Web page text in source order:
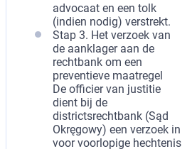
advocaat en een tolk
(indien nodig) verstrekt.
Stap 3. Het verzoek van
de aanklager aan de
rechtbank om een
preventieve maatregel
De officier van justitie
dient bij de
districtsrechtbank (Sąd
Okręgowy) een verzoek in
voor voorlopige hechtenis